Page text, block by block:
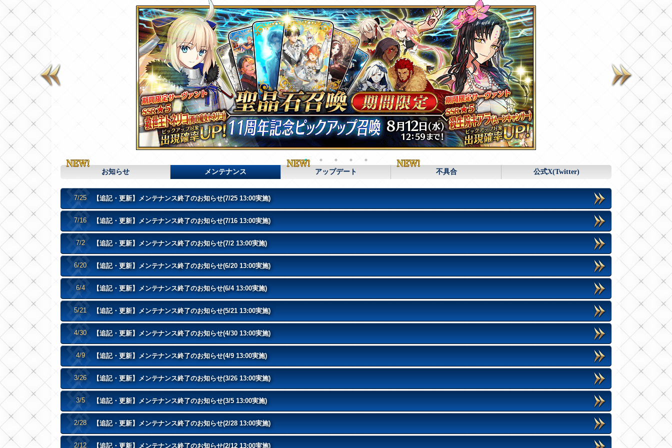
お知らせ メンテナンス アップデート 不具合 公式X(Twitter)
7/25 【追記・更新】メンテナンス終了のお知らせ(7/25 13:00実施)
7/16 【追記・更新】メンテナンス終了のお知らせ(7/16 13:00実施)
7/2 【追記・更新】メンテナンス終了のお知らせ(7/2 13:00実施)
6/20 【追記・更新】メンテナンス終了のお知らせ(6/20 13:00実施)
6/4 【追記・更新】メンテナンス終了のお知らせ(6/4 13:00実施)
5/21 【追記・更新】メンテナンス終了のお知らせ(5/21 13:00実施)
4/30 【追記・更新】メンテナンス終了のお知らせ(4/30 13:00実施)
4/9 【追記・更新】メンテナンス終了のお知らせ(4/9 13:00実施)
3/26 【追記・更新】メンテナンス終了のお知らせ(3/26 13:00実施)
3/5 【追記・更新】メンテナンス終了のお知らせ(3/5 13:00実施)
2/28 【追記・更新】メンテナンス終了のお知らせ(2/28 13:00実施)
2/12 【追記・更新】メンテナンス終了のお知らせ(2/12 13:00実施)